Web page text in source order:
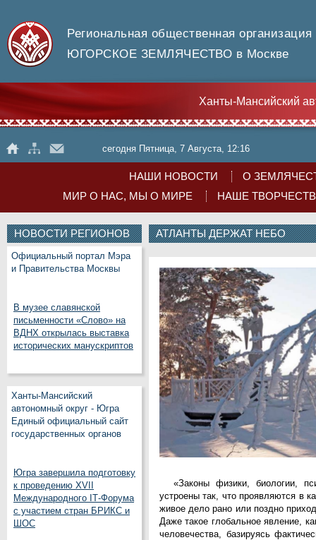
Региональная общественная организация
ЮГОРСКОЕ ЗЕМЛЯЧЕСТВО в Москве
Ханты-Мансийский
сегодня Пятница, 7 Августа, 12:16
НАШИ НОВОСТИ
О
МИР О НАС, МЫ О МИРЕ
НАШЕ
НОВОСТИ РЕГИОНОВ
Официальный портал Мэра
и Правительства Москвы
В музее славянской
письменности «Слово» на
ВДНХ открылась выставка
исторических манускриптов
Ханты-Мансийский
автономный округ - Югра
Единый официальный сайт
государственных органов
Югра завершила подготовку
к проведению XVII
Международного IT‑Форума
с участием стран БРИКС и
ШОС
АТЛАНТЫ ДЕРЖАТ НЕБО
«Законы физики, биологии,
устроены так, что проявляются в
живое дело рано или поздно
Даже такое глобальное явление,
человечества, базируясь